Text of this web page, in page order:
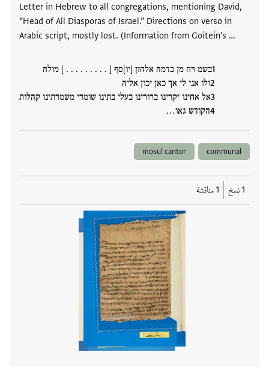
Letter in Hebrew to all congregations, mentioning David,
“Head of All Diasporas of Israel.” Directions on verso in
Arabic script, mostly lost. (Information from Goitein's …
בשמ רח מן כדמה אלחזן [יו]סף [ . . . . . . . . . ] מולה
ולו אני לי אך כאן יכון אליה
אל אחינו יקרינו ברורינו בעלי בתינו שומרי משמרתינו קהלות
הקודש גאו…
communal
mosul cantor
1 نسخ 1 مناقشة